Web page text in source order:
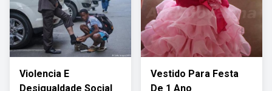
Violencia E
Desigualdade Social
Vestido Para Festa
De 1 Ano